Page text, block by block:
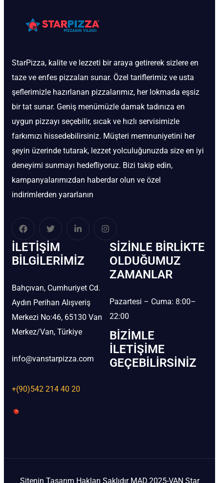
StarPizza, kalite ve lezzeti bir araya getirerek sizlere en
taze ve enfes pizzaları sunar. Özel tariflerimiz ve usta
şeflerimizle hazırlanan pizzalarımız, her lokmada eşsiz
bir tat sunar. Geniş menümüzle damak tadınıza en
uygun pizzayı seçebilir, sıcak ve hızlı servisimizle
farkımızı hissedebilirsiniz. Müşteri memnuniyetini her
şeyin üzerinde tutarak, lezzet yolculuğunuzda size en iyi
deneyimi sunmayı hedefliyoruz. Bizi takip edin,
kampanyalarımızdan haberdar olun ve özel
indirimlerden yararlanın
İLETIŞIM
BİLGILERIMIZ
Bahçıvan, Cumhuriyet Cd.
Aydın Perihan Alışveriş
Merkezi No:46, 65130 Van
Merkez/Van, Türkiye
info@vanstarpizza.com
+(90)542 214 40 20
SIZINLE BIRLIKTE
OLDUĞUMUZ
ZAMANLAR
Pazartesi – Cuma: 8:00–
22:00
BIZIMLE
İLETIŞIME
GEÇEBILIRSINIZ
Sitenin Tasarım Hakları Saklıdır MAD.2025-VAN Star